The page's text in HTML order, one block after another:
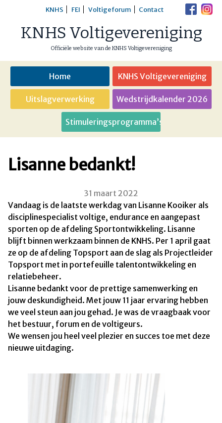
content
KNHS FEI Voltigeforum Contact
KNHS Voltigevereniging
Officiële website van de KNHS Voltigevereniging
Home KNHS Voltigevereniging
Uitslagverwerking Wedstrijdkalender 2026
Stimuleringsprogramma’s
Lisanne bedankt!
31 maart 2022
Vandaag is de laatste werkdag van Lisanne Kooiker als
disciplinespecialist voltige, endurance en aangepast
sporten op de afdeling Sportontwikkeling. Lisanne
blijft binnen werkzaam binnen de KNHS. Per 1 april gaat
ze op de afdeling Topsport aan de slag als Projectleider
Topsport met in portefeuille talentontwikkeling en
relatiebeheer.
Lisanne bedankt voor de prettige samenwerking en
jouw deskundigheid. Met jouw 11 jaar ervaring hebben
we veel steun aan jou gehad. Je was de vraagbaak voor
het bestuur, forum en de voltigeurs.
We wensen jou heel veel plezier en succes toe met deze
nieuwe uitdaging.